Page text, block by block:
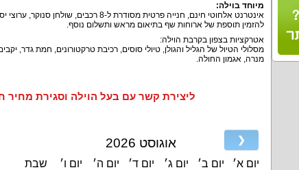
מיוחד בוילה:
אינטרנט אלחוטי חינם, חנייה פרטית
להזמין תוספת של ארוחות שף בתיאום מראש ותשלום נוסף.
אטרקציות בצפון בקרבת הוילה:
מסלולי הטיול של הגליל והגולן, טיולי סוסים, רכיבת טרקטורונים, חמת גדר,
מנרה, אגמון החולה.
ליצירת קשר עם בעל הוילה וסגירת מחיר חייגו
אוגוסט 2026
יום א׳ יום ב׳ יום ג׳ יום ד׳ יום ה׳ יום ו׳ שבת
❮